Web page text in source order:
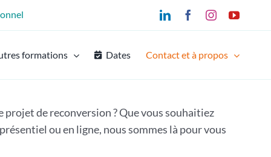
LinkedInFacebookInstagram
formations Dates Contact et à propos
de reconversion ? Que vous souhaitiez
ou en ligne, nous sommes là pour vous